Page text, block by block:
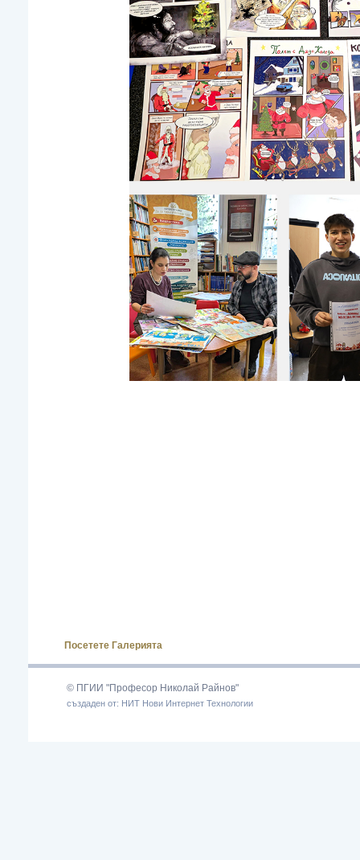
Посетете Галерията
© ПГИИ "Професор Николай Райнов"
създаден от: НИТ Нови Интернет Технологии